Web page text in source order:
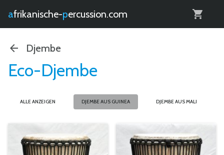
afrikanische- percussion.com
Djembe
Eco-Djembe
ALLE ANZEIGEN DJEMBE AUS GUINEA DJEMBE AUS MALI